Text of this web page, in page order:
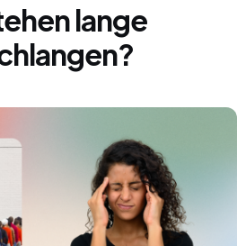
lange